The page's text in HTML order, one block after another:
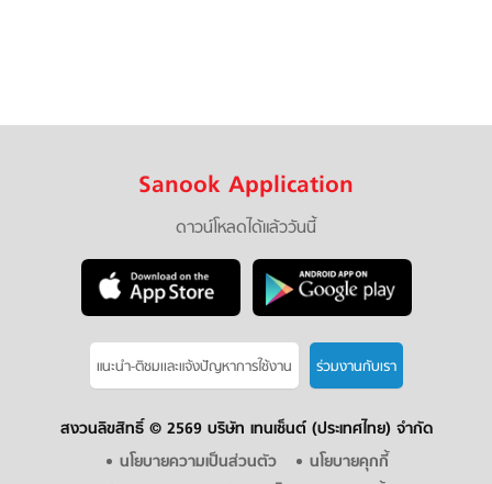
Sanook Application
ดาวน์โหลดได้แล้ววันนี้
แนะนำ-ติชมเเละแจ้งปัญหาการใช้งาน ร่วมงานกับเรา
สงวนลิขสิทธิ์ © 2569 บริษัท เทนเซ็นต์ (ประเทศไทย) จำกัด
นโยบายความเป็นส่วนตัว
นโยบายคุกกี้